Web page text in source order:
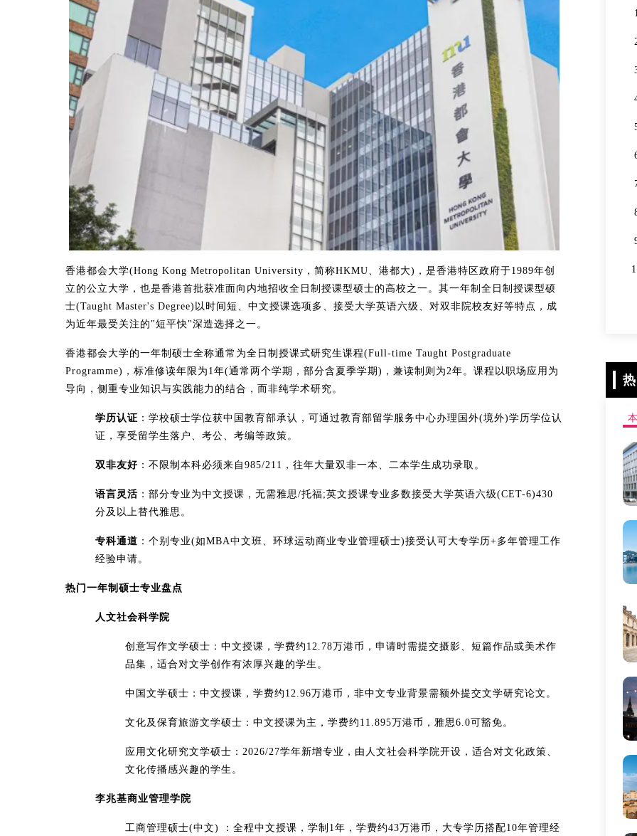
香港都会大学(Hong Kong Metropolitan University，简称HKMU、港都大)，是香港特区政府于1989年创
立的公立大学，也是香港首批获准面向内地招收全日制授课型硕士的高校之一。其一年制全日制授课型硕
士(Taught Master's Degree)以时间短、中文授课选项多、接受大学英语六级、对双非院校友好等特点，成
为近年最受关注的"短平快"深造选择之一。
香港都会大学的一年制硕士全称通常为全日制授课式研究生课程(Full-time Taught Postgraduate
Programme)，标准修读年限为1年(通常两个学期，部分含夏季学期)，兼读制则为2年。课程以职场应用为
导向，侧重专业知识与实践能力的结合，而非纯学术研究。
学历认证 ：学校硕士学位获中国教育部承认，可通过教育部留学服务中心办理国外(境外)学历学位认
证，享受留学生落户、考公、考编等政策。
双非友好 ：不限制本科必须来自985/211，往年大量双非一本、二本学生成功录取。
语言灵活 ：部分专业为中文授课，无需雅思/托福;英文授课专业多数接受大学英语六级(CET-6)430
分及以上替代雅思。
专科通道 ：个别专业(如MBA中文班、环球运动商业专业管理硕士)接受认可大专学历+多年管理工作
经验申请。
热门一年制硕士专业盘点
人文社会科学院
创意写作文学硕士：中文授课，学费约12.78万港币，申请时需提交摄影、短篇作品或美术作
品集，适合对文学创作有浓厚兴趣的学生。
中国文学硕士：中文授课，学费约12.96万港币，非中文专业背景需额外提交文学研究论文。
文化及保育旅游文学硕士：中文授课为主，学费约11.895万港币，雅思6.0可豁免。
应用文化研究文学硕士：2026/27学年新增专业，由人文社会科学院开设，适合对文化政策、
文化传播感兴趣的学生。
李兆基商业管理学院
工商管理硕士(中文) ：全程中文授课，学制1年，学费约43万港币，大专学历搭配10年管理经